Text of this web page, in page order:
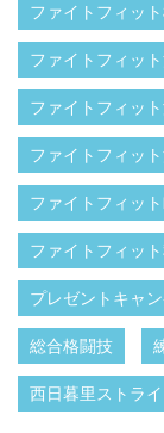
ファイトフィッ
ファイトフィッ
ファイトフィッ
ファイトフィッ
ファイトフィッ
ファイトフィッ
プレゼントキャ
総合格闘技
西日暮里ストラ